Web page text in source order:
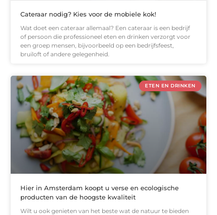
Cateraar nodig? Kies voor de mobiele kok!
Wat doet een cateraar allemaal? Een cateraar is een bedrijf
of persoon die professioneel eten en drinken verzorgt voor
een groep mensen, bijvoorbeeld op een bedrijfsfeest,
bruiloft of andere gelegenheid.
ETEN EN DRINKEN
Hier in Amsterdam koopt u verse en ecologische
producten van de hoogste kwaliteit
Wilt u ook genieten van het beste wat de natuur te bieden